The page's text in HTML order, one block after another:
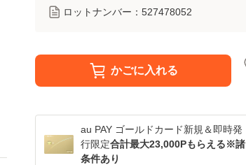
ロットナンバー： 527478052
かごに入れる
au PAY ゴールドカード新規＆即時発
行限定合計最大23,000Pもらえる※諸
条件あり